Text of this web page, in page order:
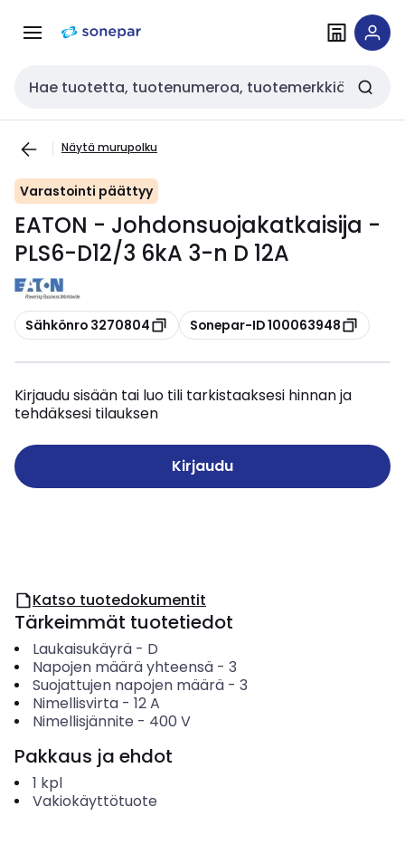
navigointiinsisältöön
Haku
Näytä murupolku
Varastointi päättyy
EATON - Johdonsuojakatkaisija -
PLS6-D12/3 6kA 3-n D 12A
Kopioi
Sähkönro 3270804 Kopioi
Sonepar-ID 100063948
Kirjaudu sisään tai luo tili tarkistaaksesi hinnan ja
tehdäksesi tilauksen
Kirjaudu
Katso tuotedokumentit
Tärkeimmät tuotetiedot
Laukaisukäyrä- D
Napojen määrä yhteensä- 3
Suojattujen napojen määrä- 3
Nimellisvirta- 12A
Nimellisjännite - 400 V
Pakkaus ja ehdot
1 kpl
Vakiokäyttötuote